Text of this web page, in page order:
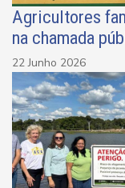
Agricultores
na chamada
22 Junho 2026